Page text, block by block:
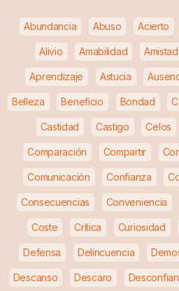
Abundancia Abuso Acierto
Alivio Amabilidad Amistad
Aprendizaje Astucia
Belleza Beneficio Bondad
Castidad Castigo Celos
Comparación Compartir
Comunicación Confianza
Consecuencias Conveniencia
Coste Crítica Curiosidad
Defensa Delincuencia
Descanso Descaro